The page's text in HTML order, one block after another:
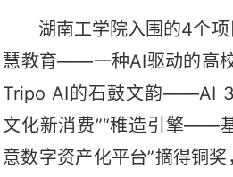
湖南工学院入围的4个项
慧教育——一种AI驱动的高
Tripo AI的石鼓文韵——AI
文化新消费”“稚造引擎——
意数字资产化平台”摘得铜